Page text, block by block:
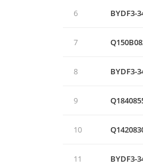
6 BYDF3-
7
8 BYDF3-
9
10
11 BYDF3-